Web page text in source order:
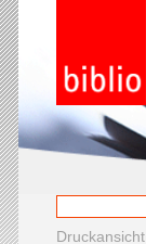
Druckansicht